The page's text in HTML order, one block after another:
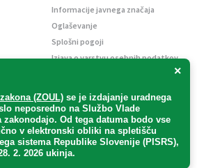
×
(ZOUL) se je izdajanje uradnega
neposredno na Službo Vlade
zakonodajo. Od tega datuma bodo vse
v elektronski obliki na spletišču
sistema Republike Slovenije (PISRS),
2. 2026 ukinja.
Informacije javnega značaja
Oglaševanje
Splošni pogoji
Izjava o varstvu osebnih podatkov
/ Vse pravice pridržane.